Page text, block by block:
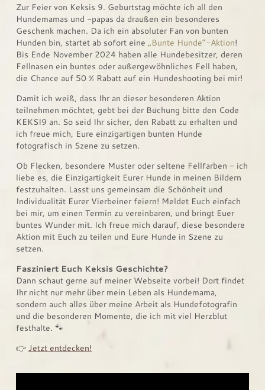
Zur Feier von Keksis 9. Geburtstag möchte ich all den
Hundemamas und -papas da draußen ein besonderes
Geschenk machen. Da ich ein absoluter Fan von bunten
Hunden bin, startet ab sofort eine „Bunte Hunde“-Aktion!
Bis Ende November 2024 haben alle Hundebesitzer, deren
Fellnasen ein buntes oder außergewöhnliches Fell haben,
die Chance auf 50 % Rabatt auf ein Hundeshooting bei mir!
Damit ich weiß, dass Ihr an dieser besonderen Aktion
teilnehmen möchtet, gebt bei der Buchung bitte den Code
KEKSI9 an. So seid Ihr sicher, den Rabatt zu erhalten und
ich freue mich, Eure einzigartigen bunten Hunde
fotografisch in Szene zu setzen.
Ob Flecken, besondere Muster oder seltene Fellfarben – ich
liebe es, die Einzigartigkeit Eurer Hunde in meinen Bildern
festzuhalten. Lasst uns gemeinsam die Schönheit und
Individualität Eurer Vierbeiner feiern! Meldet Euch einfach
bei mir, um einen Termin zu vereinbaren, und bringt Euer
buntes Wunder mit. Ich freue mich darauf, diese besondere
Aktion mit Euch zu teilen und Eure Hunde in Szene zu
setzen.
Fasziniert Euch Keksis Geschichte?
Dann schaut gerne auf meiner Webseite vorbei! Dort findet
Ihr nicht nur mehr über mein Leben als Hundemama,
sondern auch alles über meine Arbeit als Hundefotografin
und die besonderen Momente, die ich mit viel Herzblut
festhalte. 🐾
👉 Jetzt entdecken!